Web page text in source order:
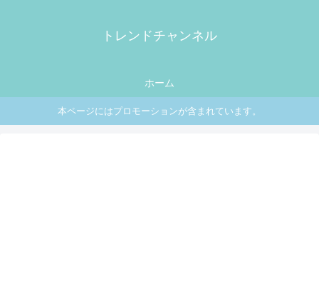
トレンドチャンネル
ホーム
本ページにはプロモーションが含まれています。